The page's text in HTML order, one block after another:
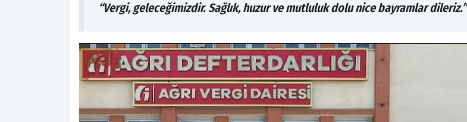
“Vergi, geleceğimizdir. Sağlık, huzur ve mutluluk dolu nice bayramlar dileriz.”